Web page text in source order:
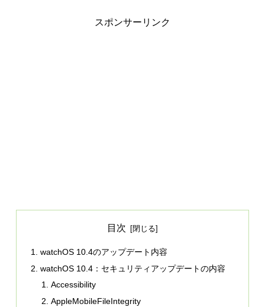
スポンサーリンク
目次
watchOS 10.4のアップデート内容
watchOS 10.4：セキュリティアップデートの内容
Accessibility
AppleMobileFileIntegrity